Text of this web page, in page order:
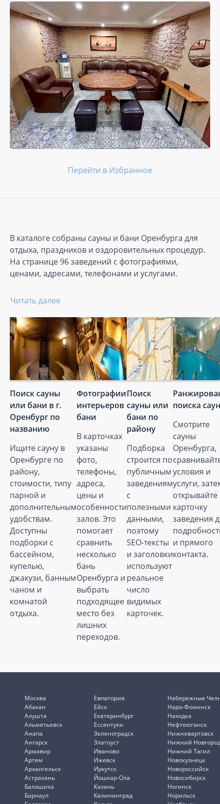
Перейти в Избранное
В каталоге собраны сауны и бани Оренбурга для
отдыха, праздников и оздоровительных процедур.
На странице 96 заведений с фотографиями,
ценами, адресами, телефонами и услугами.
Читать далее
Поиск сауны
или бани в г.
Оренбург по
названию
Ищите сауну в
Оренбурге по
району,
стоимости, типу
парной и
дополнительным
удобствам.
Доступны
подборки с
бассейном,
купелью,
джакузи, банным
чаном и
комнатой
отдыха.
Фотографии
интерьеров
бани
В карточках
указаны
фото,
телефоны,
адреса,
цены и
особенности
залов. Это
помогает
сравнить
несколько
бань
Оренбурга и
выбрать
подходящее
место без
лишних
переходов.
Поиск
сауны или
бани по
району
Подборка
строится по
публичным
заведениям
с
полезными
данными,
поэтому
SEO-тексты
и заголовки
используют
реальное
число
видимых
карточек.
поиска
Смотрите
сауны
Оренбурга,
условия и
услуги,
открывайте
карточку
заведения
и прямого
контакта.
Москва
Абакан
Алушта
Альметьевск
Анапа
Ангарск
Армавир
Артем
Архангельск
Астрахань
Балашиха
Барнаул
Евпатория
Ейск
Екатеринбург
Ессентуки
Зеленоградск
Златоуст
Иваново
Ижевск
Иркутск
Йошкар-Ола
Казань
Калининград
Набережные
Наро-Фоминск
Находка
Нефтеюганск
Нижневартовск
Нижний
Нижний Тагил
Новокузнецк
Новороссийск
Новосибирск
Ногинск
Норильск